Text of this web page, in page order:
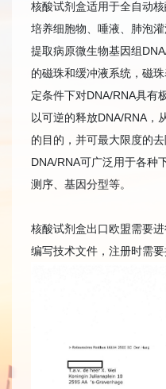
核酸试剂盒适用于全自动
培养细胞物、唾液、肺泡
提取病原微生物基因组
的磁珠和缓冲液系统，磁
定条件下对DNA/RNA具有
以可逆的释放DNA/RNA，
的目的，并可最大限度的
DNA/RNA可广泛用于各种
测序、基因分型等。
核酸试剂盒出口欧盟需要
编写技术文件，注册时需要